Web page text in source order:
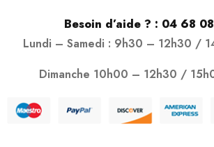
Besoin d’aide ? : 04 68
Lundi – Samedi : 9h30 – 12h30 /
Dimanche 10h00 – 12h30 /